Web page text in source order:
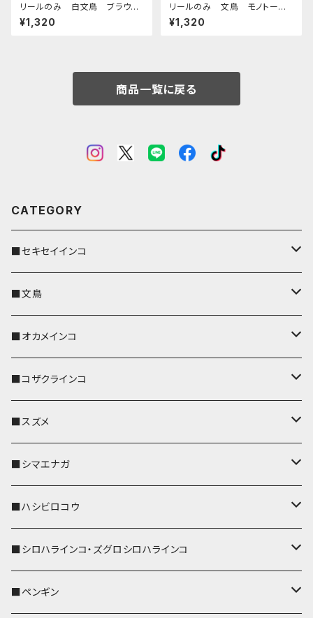
リールのみ 白文鳥 ブラウ
ン 文鳥 ぶんちょう ブンチョ
ウ
¥1,320
リールのみ 文鳥 モノトー
ン レッド ぶんちょう ブンチ
ョウ
¥1,320
商品一覧に戻る
CATEGORY
■セキセイインコ
キーカバー
キーホルダー
パスケース
リール付きストラップ
リールのみ
ストラップ付
IDカードホルダー
キーケース
名刺入れ・カードケース
コインケース
■文鳥
キーカバー
キーホルダー
パスケース
リール付きストラップ
リールのみ
ストラップ付
キーケース
名刺入れ・カードケース
メガネケース
■オカメインコ
キーカバー
キーホルダー
パスケース
IDカードホルダー
リール付きストラップ
リールのみ
キーケース
■コザクラインコ
キーカバー
キーホルダー
パスケース
リール付きストラップ
リールのみ
メガネケース
■スズメ
キーカバー
キーホルダー
パスケース
リール付きストラップ
■シマエナガ
キーカバー
キーホルダー
パスケース
■ハシビロコウ
キーカバー
キーホルダー
■シロハラインコ・ズグロシロハラインコ
キーカバー
■ペンギン